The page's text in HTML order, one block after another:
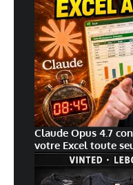
Claude Opus 4.7
votre Excel toute